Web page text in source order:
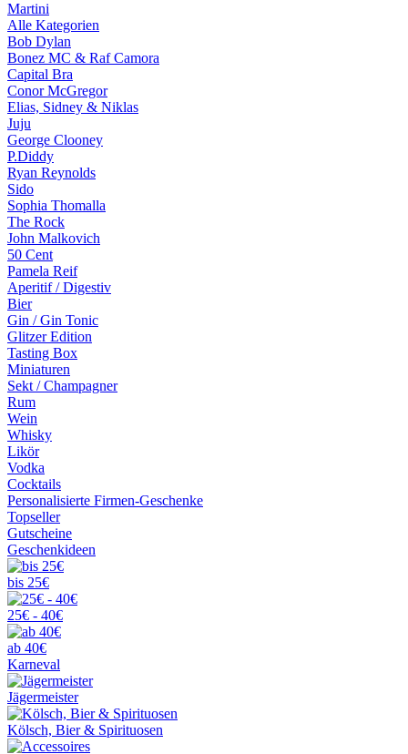
Martini
Alle Kategorien
Bob Dylan
Bonez MC & Raf Camora
Capital Bra
Conor McGregor
Elias, Sidney & Niklas
Juju
George Clooney
P.Diddy
Ryan Reynolds
Sido
Sophia Thomalla
The Rock
John Malkovich
50 Cent
Pamela Reif
Aperitif / Digestiv
Bier
Gin / Gin Tonic
Glitzer Edition
Tasting Box
Miniaturen
Sekt / Champagner
Rum
Wein
Whisky
Likör
Vodka
Cocktails
Personalisierte Firmen-Geschenke
Topseller
Gutscheine
Geschenkideen
bis 25€
25€ - 40€
ab 40€
Karneval
Jägermeister
Kölsch, Bier & Spirituosen